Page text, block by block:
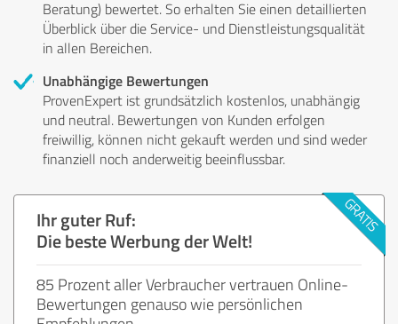
Beratung) bewertet. So erhalten Sie einen detaillierten
Überblick über die Service- und Dienstleistungsqualität
in allen Bereichen.
Unabhängige Bewertungen
ProvenExpert ist grundsätzlich kostenlos, unabhängig
und neutral. Bewertungen von Kunden erfolgen
freiwillig, können nicht gekauft werden und sind weder
finanziell noch anderweitig beeinflussbar.
Ihr guter Ruf:
Die beste Werbung der Welt!
85 Prozent aller Verbraucher vertrauen Online-
Bewertungen genauso wie persönlichen